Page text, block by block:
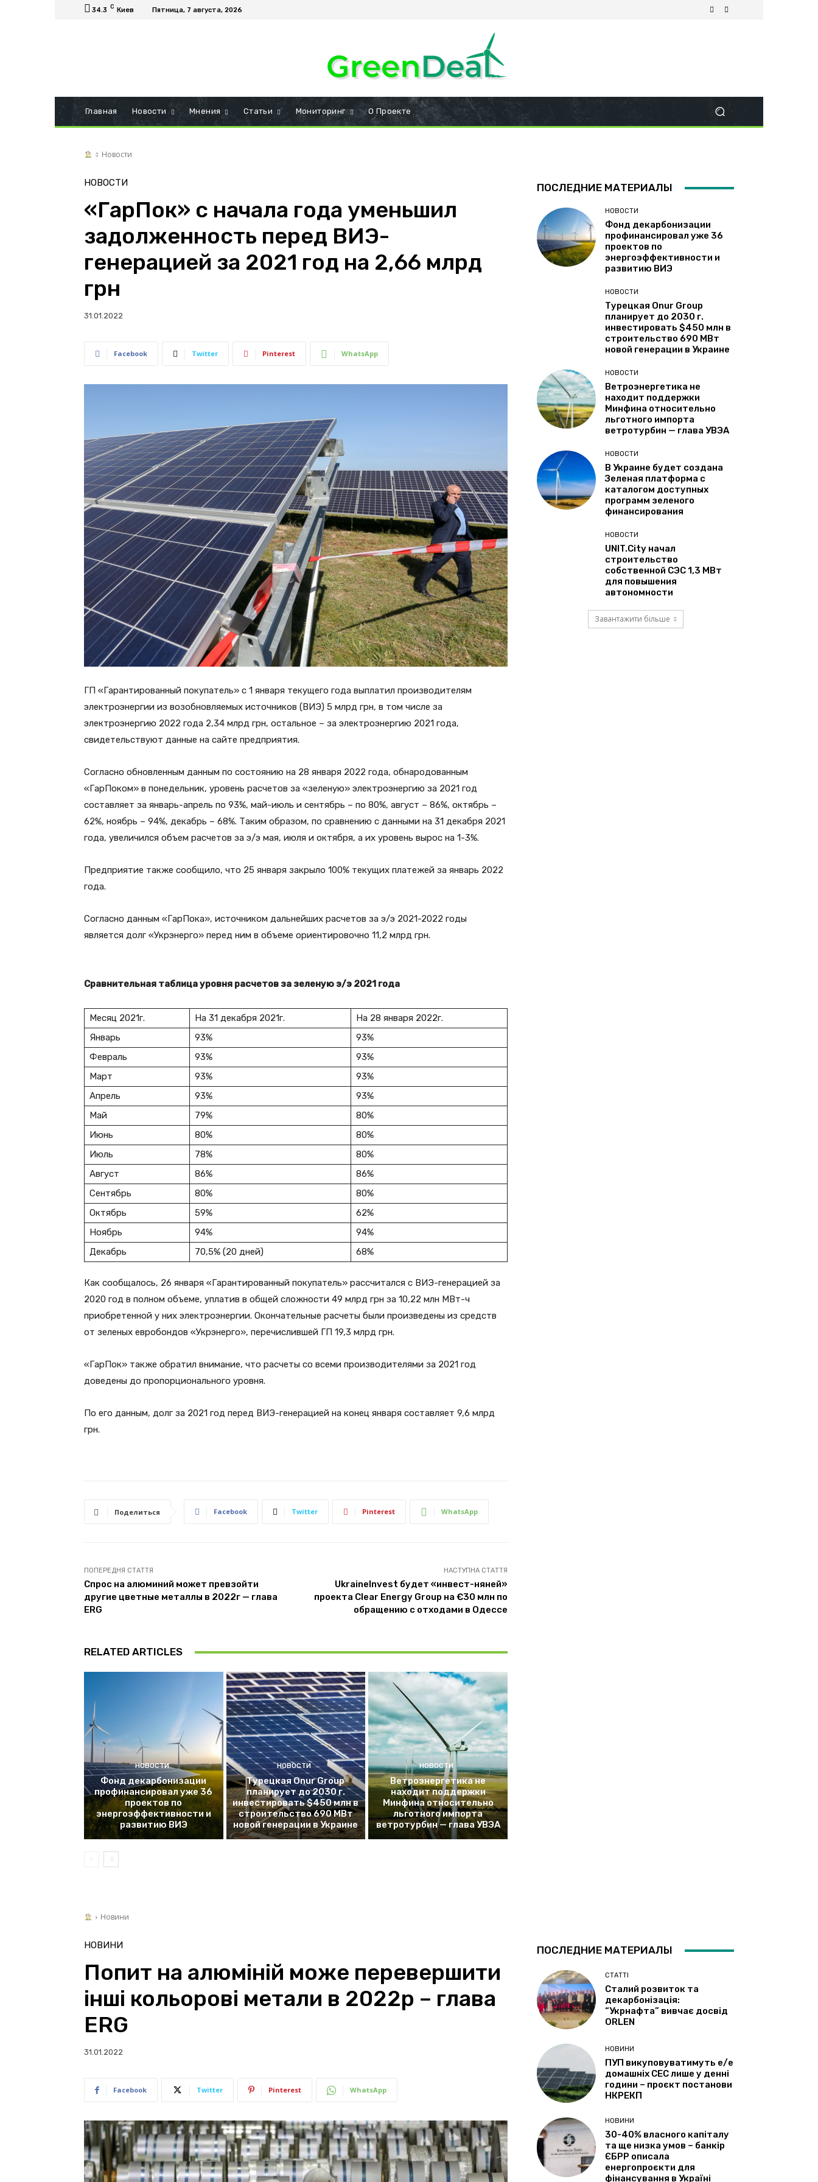
34.3 C Киев Пятница, 7 августа, 2026
Главная Новости Мнения Статьи Мониторинг О Проекте
Новости
НОВОСТИ
«ГарПок» с начала года уменьшил
задолженность перед ВИЭ-
генерацией за 2021 год на 2,66 млрд
грн
31.01.2022
Facebook Twitter Pinterest WhatsApp
ГП «Гарантированный покупатель» с 1 января текущего года выплатил производителям
электроэнергии из возобновляемых источников (ВИЭ) 5 млрд грн, в том числе за
электроэнергию 2022 года 2,34 млрд грн, остальное – за электроэнергию 2021 года,
свидетельствуют данные на сайте предприятия.
Согласно обновленным данным по состоянию на 28 января 2022 года, обнародованным
«ГарПоком» в понедельник, уровень расчетов за «зеленую» электроэнергию за 2021 год
составляет за январь-апрель по 93%, май-июль и сентябрь – по 80%, август – 86%, октябрь –
62%, ноябрь – 94%, декабрь – 68%. Таким образом, по сравнению с данными на 31 декабря 2021
года, увеличился объем расчетов за э/э мая, июля и октября, а их уровень вырос на 1-3%.
Предприятие также сообщило, что 25 января закрыло 100% текущих платежей за январь 2022
года.
Согласно данным «ГарПока», источником дальнейших расчетов за э/э 2021-2022 годы
является долг «Укрэнерго» перед ним в объеме ориентировочно 11,2 млрд грн.
Сравнительная таблица уровня расчетов за зеленую э/э 2021 года
Месяц 2021г. На 31 декабря 2021г.
На 28 января 2022г.
Январь
93%
93%
Февраль
93%
93%
Март
93%
93%
Апрель
93%
93%
Май
79%
80%
Июнь
80%
80%
Июль
78%
80%
Август
86%
86%
Сентябрь
80%
80%
Октябрь
59%
62%
Ноябрь
94%
94%
Декабрь
70,5% (20 дней) 68%
Как сообщалось, 26 января «Гарантированный покупатель» рассчитался с ВИЭ-генерацией за
2020 год в полном объеме, уплатив в общей сложности 49 млрд грн за 10,22 млн МВт-ч
приобретенной у них электроэнергии. Окончательные расчеты были произведены из средств
от зеленых евробондов «Укрэнерго», перечислившей ГП 19,3 млрд грн.
«ГарПок» также обратил внимание, что расчеты со всеми производителями за 2021 год
доведены до пропорционального уровня.
По его данным, долг за 2021 год перед ВИЭ-генерацией на конец января составляет 9,6 млрд
грн.
Поделиться Facebook Twitter Pinterest WhatsApp
ПОПЕРЕДНЯ СТАТТЯ
Спрос на алюминий может превзойти
другие цветные металлы в 2022г — глава
ERG
НАСТУПНА СТАТТЯ
UkraineInvest будет «инвест-няней»
проекта Clear Energy Group на €30 млн по
обращению с отходами в Одессе
RELATED ARTICLES
НОВОСТИ
Фонд декарбонизации
профинансировал уже 36
проектов по
энергоэффективности и
развитию ВИЭ
НОВОСТИ
Турецкая Onur Group
планирует до 2030 г.
инвестировать $450 млн в
строительство 690 МВт
новой генерации в Украине
НОВОСТИ
Ветроэнергетика не
находит поддержки
Минфина относительно
льготного импорта
ветротурбин — глава УВЭА
ПОСЛЕДНИЕ МАТЕРИАЛЫ
НОВОСТИ
Фонд декарбонизации
профинансировал уже 36
проектов по
энергоэффективности и
развитию ВИЭ
НОВОСТИ
Турецкая Onur Group
планирует до 2030 г.
инвестировать $450 млн в
строительство 690 МВт
новой генерации в Украине
НОВОСТИ
Ветроэнергетика не
находит поддержки
Минфина относительно
льготного импорта
ветротурбин — глава УВЭА
НОВОСТИ
В Украине будет создана
Зеленая платформа с
каталогом доступных
программ зеленого
финансирования
НОВОСТИ
UNIT.City начал
строительство
собственной СЭС 1,3 МВт
для повышения
автономности
Завантажити більше